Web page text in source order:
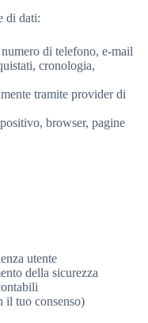
di dati:
di telefono, e-mail
cronologia,
tramite provider di
browser, pagine
utente
della sicurezza
il tuo consenso)